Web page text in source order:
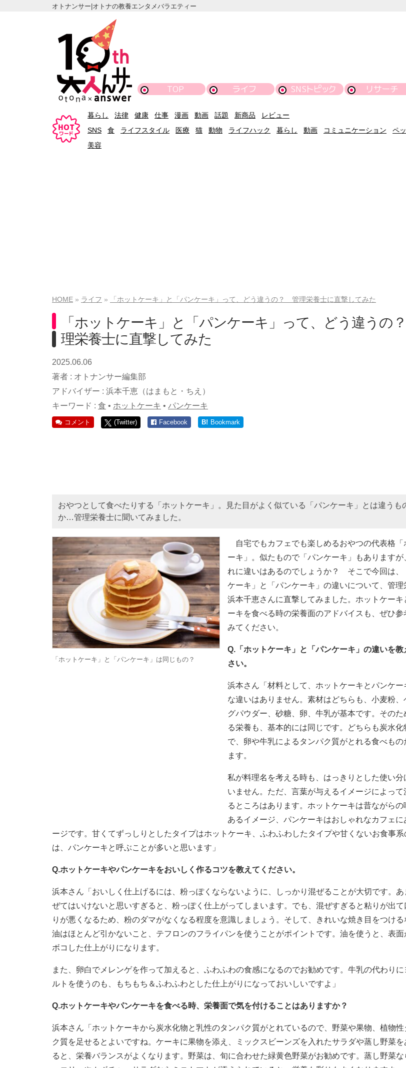
オトナンサー|オトナの教養エンタメバラエティー
TOP ライフ SNSトピック リサーチ
暮らし 法律 健康 仕事 漫画 動画 話題 新商品
レビュー
SNS
食 ライフスタイル 医療 猫 動物 ライフハック 暮らし 動画 コミュニケーション ペ
美容
HOME ライフ 「ホットケーキ」と「パンケーキ」って、どう違うの？ 管理栄養士に直撃してみた
「ホットケーキ」と「パンケーキ」って、どう違うの
理栄養士に直撃してみた
2025.06.06
著者 : オトナンサー編集部
アドバイザー : 浜本千恵（はまもと・ちえ）
キーワード : 食 • ホットケーキ • パンケーキ
コメント (Twitter) Facebook B! Bookmark
おやつとして食べたりする「ホットケーキ」。見た目がよく似ている「パンケーキ」とは違うも
か…管理栄養士に聞いてみました。
「ホットケーキ」と「パンケーキ」は同じもの？
自宅でもカフェでも楽しめるおやつの代表格「
ーキ」。似たもので「パンケーキ」もありますが
れに違いはあるのでしょうか？ そこで今回は、
ケーキ」と「パンケーキ」の違いについて、管理
浜本千恵さんに直撃してみました。ホットケーキ
ーキを食べる時の栄養面のアドバイスも、ぜひ参
みてください。
Q.「ホットケーキ」と「パンケーキ」の違いを教
さい。
浜本さん「材料として、ホットケーキとパンケー
な違いはありません。素材はどちらも、小麦粉、
グパウダー、砂糖、卵、牛乳が基本です。そのた
る栄養も、基本的には同じです。どちらも炭水化
で、卵や牛乳によるタンパク質がとれる食べもの
ます。
私が料理名を考える時も、はっきりとした使い分
いません。ただ、言葉が与えるイメージによって
るところはあります。ホットケーキは昔ながらの
あるイメージ、パンケーキはおしゃれなカフェに
ージです。甘くてずっしりとしたタイプはホットケーキ、ふわふわしたタイプや甘くないお食事系
は、パンケーキと呼ぶことが多いと思います」
Q.ホットケーキやパンケーキをおいしく作るコツを教えてください。
浜本さん「おいしく仕上げるには、粉っぽくならないように、しっかり混ぜることが大切です。あ
ぜてはいけないと思いすぎると、粉っぽく仕上がってしまいます。でも、混ぜすぎると粘りが出て
りが悪くなるため、粉のダマがなくなる程度を意識しましょう。そして、きれいな焼き目をつける
油はほとんど引かないこと、テフロンのフライパンを使うことがポイントです。油を使うと、表面
ボコした仕上がりになります。
また、卵白でメレンゲを作って加えると、ふわふわの食感になるのでお勧めです。牛乳の代わりに
ルトを使うのも、もちもち＆ふわふわとした仕上がりになっておいしいですよ」
Q.ホットケーキやパンケーキを食べる時、栄養面で気を付けることはありますか？
浜本さん「ホットケーキから炭水化物と乳性のタンパク質がとれているので、野菜や果物、植物性
ク質を足せるとよいですね。ケーキに果物を添え、ミックスビーンズを入れたサラダや蒸し野菜を
ると、栄養バランスがよくなります。野菜は、旬に合わせた緑黄色野菜がお勧めです。蒸し野菜な